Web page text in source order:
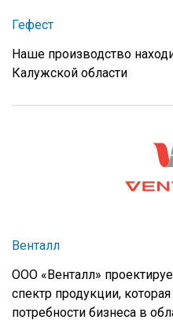
Гефест
Наше производство
Калужской области
Венталл
ООО «Венталл»
спектр продукции,
потребности бизнеса в